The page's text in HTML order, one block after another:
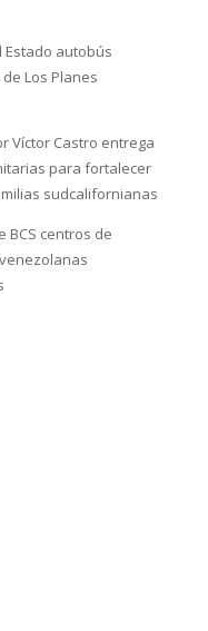
Estado autobús
Los Planes
Víctor Castro entrega
para fortalecer
sudcalifornianas
BCS centros de